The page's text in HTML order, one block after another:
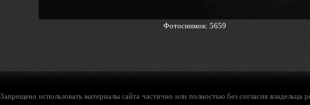
Фотоснимок: 5659
Запрещено использовать материалы сайта частично или полностью без согласия